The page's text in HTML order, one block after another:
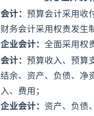
会计： 预算会计采用收
财务会计采用权责发生
企业会计： 全面采用权
会计： 预算收入、预算
结余、资产、负债、净
入、费用；
企业会计： 资产、负债